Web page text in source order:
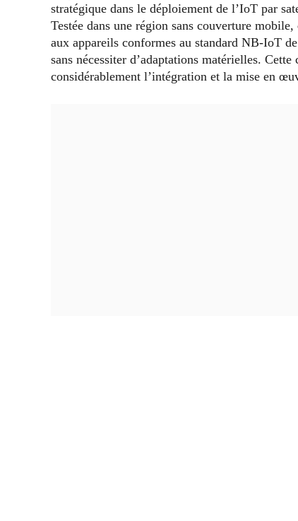
stratégique dans le déploiement de l’IoT par
Testée dans une région sans couverture
aux appareils conformes au standard NB-IoT
sans nécessiter d’adaptations matérielles.
considérablement l’intégration et la mise en